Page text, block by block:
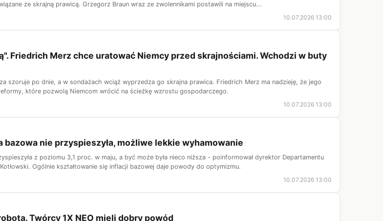
ze skrajną prawicą. Grzegorz Braun wraz ze zwolennikami postawili na miejscu...
10.07.2026 13:00
Friedrich Merz chce uratować Niemcy przed skrajnościami. Wchodzi w buty
szoruje po dnie, a w sondażach wciąż wyprzedza go skrajna prawica. Friedrich Merz ma nadzieję, że jego
które pozwolą Niemcom wrócić na ścieżkę wzrostu gospodarczego.
10.07.2026 13:00
bazowa nie przyspieszyła, możliwe lekkie wyhamowanie
z poziomu 3,1 proc. w maju, a być może była nieco niższa - poinformował dyrektor Departamentu
Ogólnie kształtowanie się inflacji bazowej daje powody do optymizmu.
10.07.2026 13:00
Twórcy 1X NEO mieli dobry powód